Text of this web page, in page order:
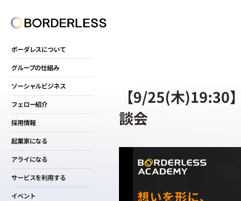
ボーダレスについて
グループの仕組み
ソーシャルビジネス
フェロー紹介
採用情報
起業家になる
アライになる
サービスを利用する
イベント
【9/25(木)19:30
談会